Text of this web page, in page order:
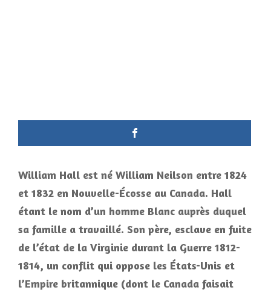
William Hall est né William Neilson entre 1824
et 1832 en Nouvelle-Écosse au Canada. Hall
étant le nom d’un homme Blanc auprès duquel
sa famille a travaillé. Son père, esclave en fuite
de l’état de la Virginie durant la Guerre 1812-
1814, un conflit qui oppose les États-Unis et
l’Empire britannique (dont le Canada faisait